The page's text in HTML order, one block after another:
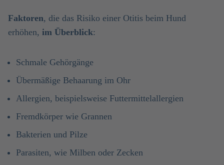
Faktoren, die das Risiko einer Otitis beim Hund
erhöhen, im Überblick:
Schmale Gehörgänge
Übermäßige Behaarung im Ohr
Allergien, beispielsweise Futtermittelallergien
Fremdkörper wie Grannen
Bakterien und Pilze
Parasiten, wie Milben oder Zecken